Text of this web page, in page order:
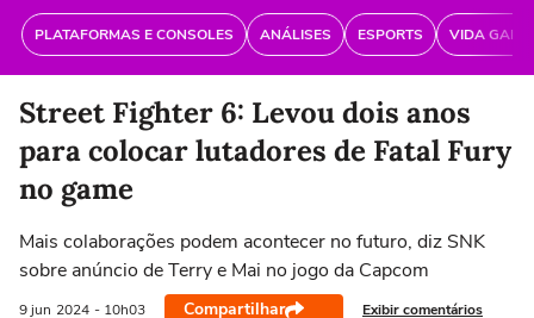
PLATAFORMAS E CONSOLES ANÁLISES ESPORTS VIDA
Street Fighter 6: Levou dois anos
para colocar lutadores de Fatal Fury
no game
Mais colaborações podem acontecer no futuro, diz SNK
sobre anúncio de Terry e Mai no jogo da Capcom
9 jun 2024 - 10h03 Compartilhar Exibir comentários